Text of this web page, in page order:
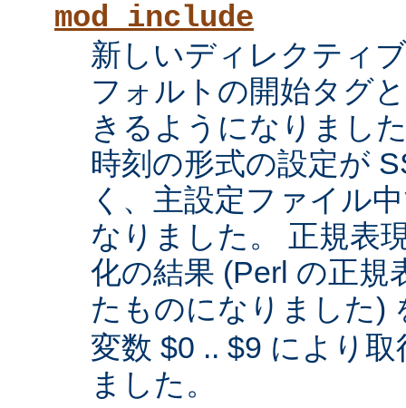
mod_include
新しいディレクティ
フォルトの開始タグ
きるようになりまし
時刻の形式の設定が
く、主設定ファイル
なりました。 正規表
化の結果 (Perl の正規
たものになりました)
変数 $0 .. $9 により
ました。